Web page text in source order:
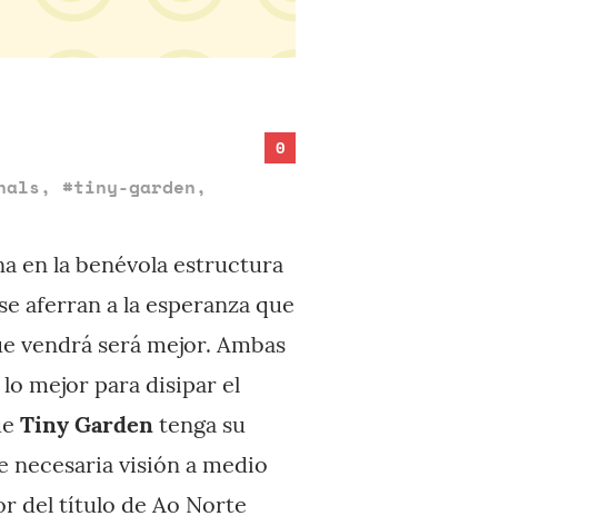
, #tiny-garden,
0
en la benévola estructura
aferran a la esperanza que
vendrá será mejor. Ambas
mejor para disipar el
Tiny Garden tenga su
necesaria visión a medio
del título de Ao Norte